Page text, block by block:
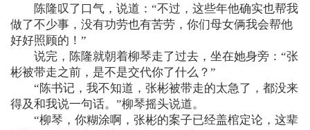
陈隆叹了口气，说道：“不过，这些年他确实也帮我
做了不少事，没有功劳也有苦劳，你们母女俩我会帮他
好好照顾的！”
说完，陈隆就朝着柳琴走了过去，坐在她身旁：“张
彬被带走之前，是不是交代你了什么？”
“陈书记，我不知道，张彬被带走的太急了，都没来
得及和我说一句话。”柳琴摇头说道。
“柳琴，你糊涂啊，张彬的案子已经盖棺定论，这辈